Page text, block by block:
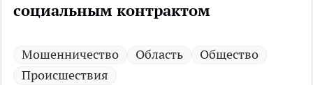
социальным контрактом
Мошенничество Область
Общество
Происшествия